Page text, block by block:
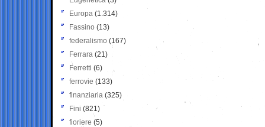
Europa (1.314)
Fassino (13)
federalismo (167)
Ferrara (21)
Ferretti (6)
ferrovie (133)
finanziaria (325)
Fini (821)
fioriere (5)